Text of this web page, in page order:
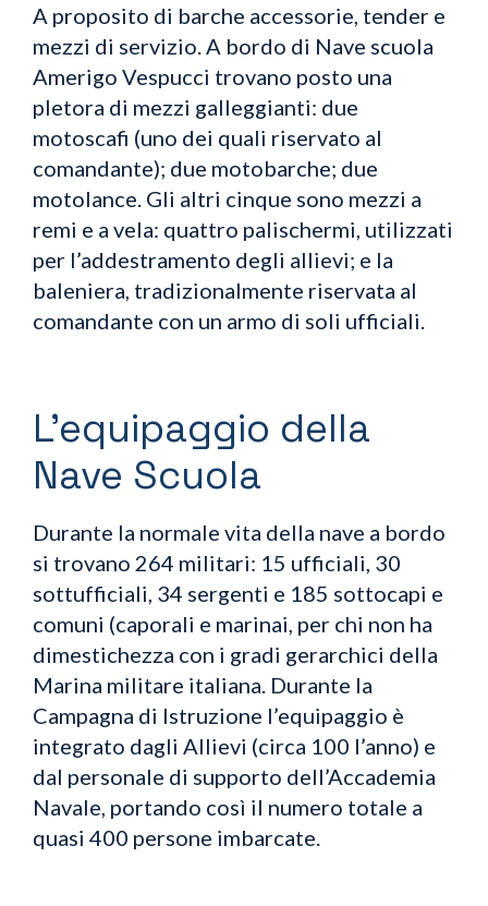
A proposito di barche accessorie, tender e
mezzi di servizio. A bordo di Nave scuola
Amerigo Vespucci trovano posto una
pletora di mezzi galleggianti: due
motoscafi (uno dei quali riservato al
comandante); due motobarche; due
motolance. Gli altri cinque sono mezzi a
remi e a vela: quattro palischermi, utilizzati
per l’addestramento degli allievi; e la
baleniera, tradizionalmente riservata al
comandante con un armo di soli ufficiali.
L’equipaggio della
Nave Scuola
Durante la normale vita della nave a bordo
si trovano 264 militari: 15 ufficiali, 30
sottufficiali, 34 sergenti e 185 sottocapi e
comuni (caporali e marinai, per chi non ha
dimestichezza con i gradi gerarchici della
Marina militare italiana. Durante la
Campagna di Istruzione l’equipaggio è
integrato dagli Allievi (circa 100 l’anno) e
dal personale di supporto dell’Accademia
Navale, portando così il numero totale a
quasi 400 persone imbarcate.